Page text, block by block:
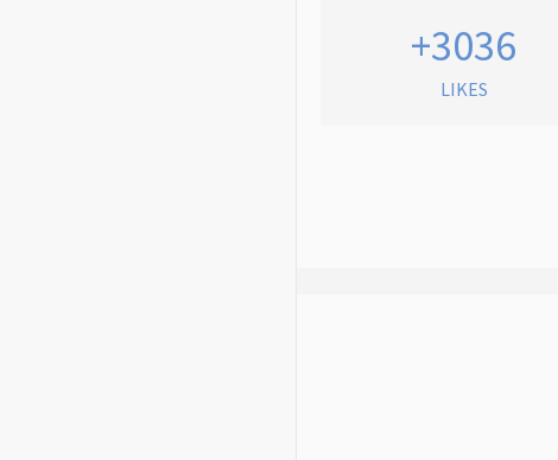
+3036
LIKES